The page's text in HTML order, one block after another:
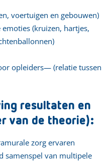
voertuigen en gebouwen)
(kruizen, hartjes,
opleiders— (relatie tussen
resultaten en
van de theorie):
zorg ervaren
samenspel van multipele